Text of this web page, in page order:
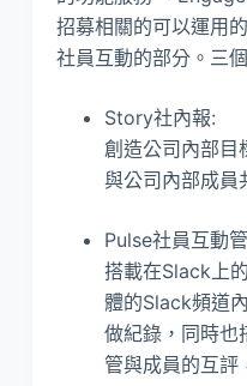
招募相關的可以運用
社員互動的部分。三
Story社內報:
創造公司內部目
與公司內部成員
Pulse社員互動
搭載在Slack上
體的Slack頻道
做紀錄，同時也
管與成員的互評